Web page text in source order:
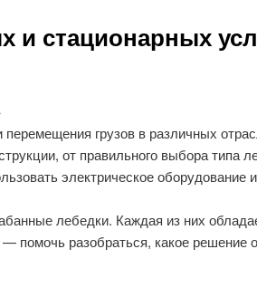
и стационарных
грузов в различных
от правильного выбора типа
электрическое оборудование
лебедки. Каждая из них
помочь разобраться, какое решение